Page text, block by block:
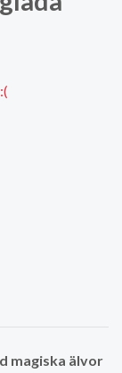
magiska älvor